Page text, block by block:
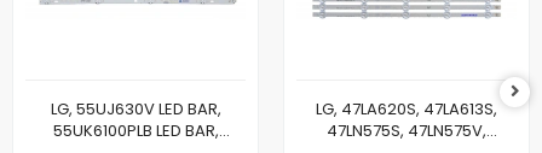
LG, 55UJ630V LED BAR,
55UK6100PLB LED BAR,
LG, 47LA620S, 47LA613S,
47LN575S, 47LN575V,